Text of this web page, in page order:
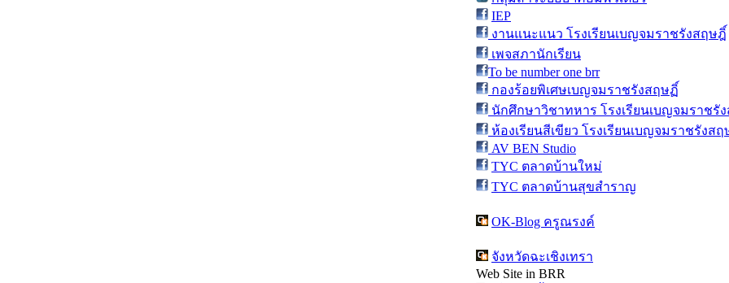
IEP
งานแนะแนว โรงเรียนเบญจมราชรังสฤษฎิ์
เพจสภานักเรียน
To be number one brr
กองร้อยพิเศษเบญจมราชรังสฤษฏิ์
นักศึกษาวิชาทหาร โรงเรียนเบญจมราชรั
ห้องเรียนสีเขียว โรงเรียนเบญจมราชรังสฤ
AV BEN Studio
TYC ตลาดบ้านใหม่
TYC ตลาดบ้านสุขสำราญ
OK-Blog ครูณรงค์
จังหวัดฉะเชิงเทรา
Web Site in BRR